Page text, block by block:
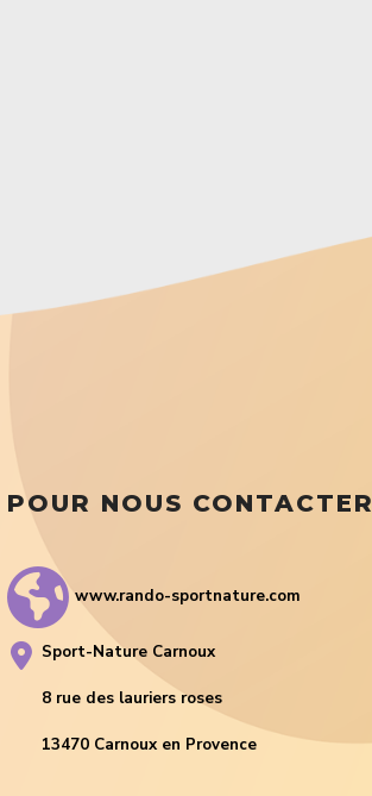
POUR NOUS CONTACTER
www.rando-sportnature.com
Sport-Nature Carnoux
8 rue des lauriers roses
13470 Carnoux en Provence